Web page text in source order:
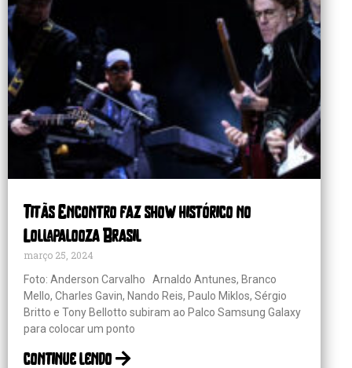
Titãs Encontro faz show histórico no
Lollapalooza Brasil
março 25, 2024
Foto: Anderson Carvalho Arnaldo Antunes, Branco
Mello, Charles Gavin, Nando Reis, Paulo Miklos, Sérgio
Britto e Tony Bellotto subiram ao Palco Samsung Galaxy
para colocar um ponto
continue lendo